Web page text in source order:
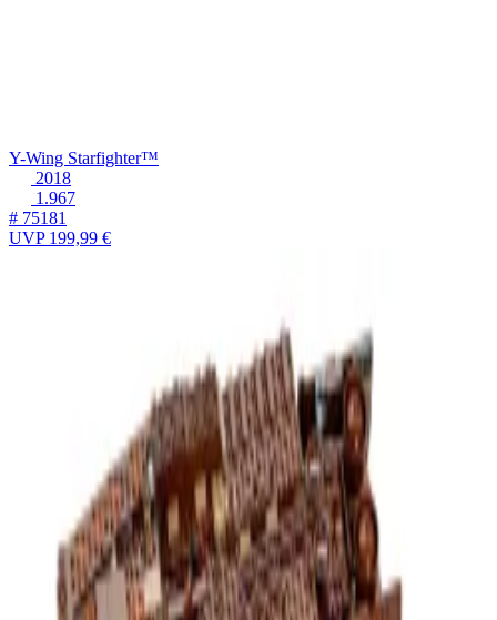
Y-Wing Starfighter™
2018
1.967
# 75181
UVP199,99 €